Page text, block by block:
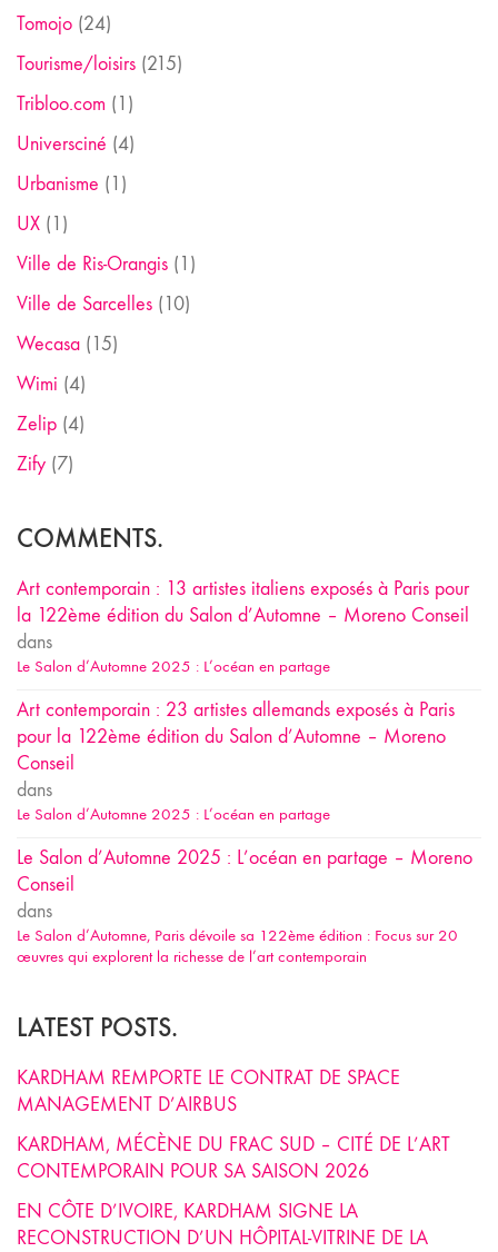
Tomojo (24)
Tourisme/loisirs (215)
Tribloo.com (1)
Universciné (4)
Urbanisme (1)
UX (1)
Ville de Ris-Orangis (1)
Ville de Sarcelles (10)
Wecasa (15)
Wimi (4)
Zelip (4)
Zify (7)
COMMENTS.
Art contemporain : 13 artistes italiens exposés à Paris pour
la 122ème édition du Salon d’Automne – Moreno Conseil
dans
Le Salon d’Automne 2025 : L’océan en partage
Art contemporain : 23 artistes allemands exposés à Paris
pour la 122ème édition du Salon d’Automne – Moreno
Conseil
dans
Le Salon d’Automne 2025 : L’océan en partage
Le Salon d’Automne 2025 : L’océan en partage – Moreno
Conseil
dans
Le Salon d’Automne, Paris dévoile sa 122ème édition : Focus sur 20
œuvres qui explorent la richesse de l’art contemporain
LATEST POSTS.
KARDHAM REMPORTE LE CONTRAT DE SPACE
MANAGEMENT D’AIRBUS
KARDHAM, MÉCÈNE DU FRAC SUD – CITÉ DE L’ART
CONTEMPORAIN POUR SA SAISON 2026
EN CÔTE D’IVOIRE, KARDHAM SIGNE LA
RECONSTRUCTION D’UN HÔPITAL-VITRINE DE LA